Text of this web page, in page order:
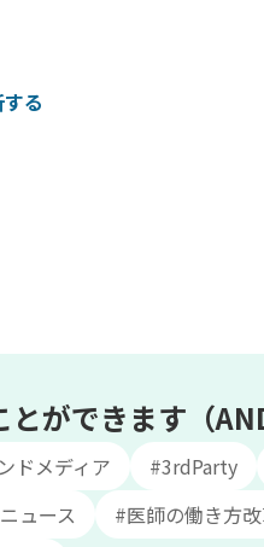
る
ができます（
ドメディア #3rdParty
ュース #医師の働き方